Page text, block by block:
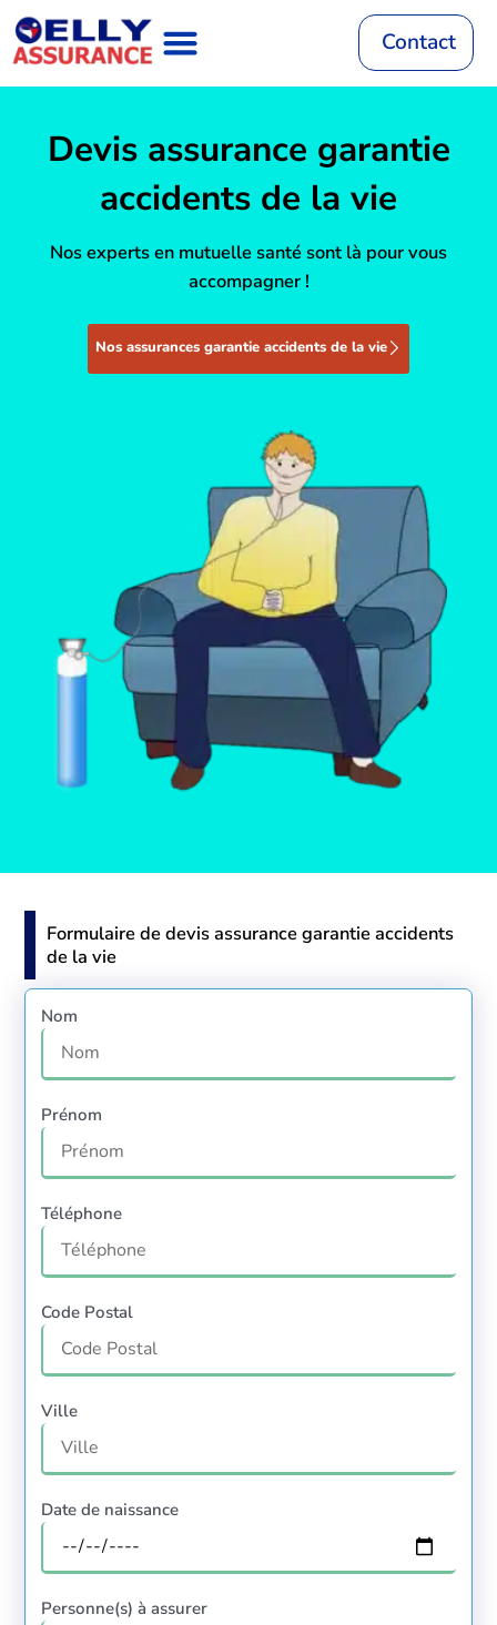
au
contenu
Contact
Devis assurance garantie
accidents de la vie
Nos experts en mutuelle santé sont là pour vous
accompagner !
Nos assurances garantie accidents de la vie
Formulaire de devis assurance garantie accidents
de la vie
Nom
Prénom
Téléphone
Code Postal
Ville
Date de naissance
Personne(s) à assurer